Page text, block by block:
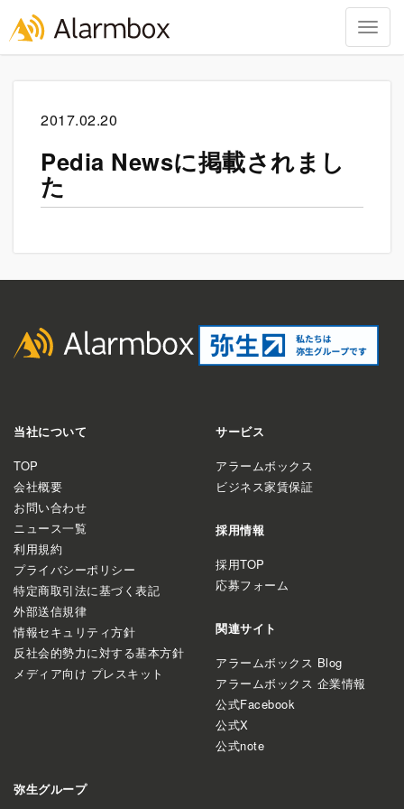
2017.02.20
Pedia Newsに掲載されまし
た
当社について
TOP
会社概要
お問い合わせ
ニュース一覧
利用規約
プライバシーポリシー
特定商取引法に基づく表記
外部送信規律
情報セキュリティ方針
反社会的勢力に対する基本方針
メディア向け プレスキット
サービス
アラームボックス
ビジネス家賃保証
採用情報
採用TOP
応募フォーム
関連サイト
アラームボックス Blog
アラームボックス 企業情報
公式Facebook
公式X
公式note
弥生グループ